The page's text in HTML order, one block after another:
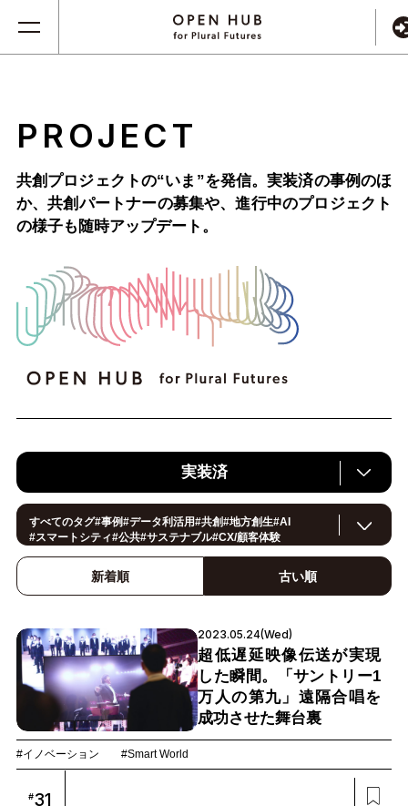
PROJECT
共創プロジェクトの“いま”を発信。実装済の事例のほ
か、共創パートナーの募集や、進行中のプロジェクト
の様子も随時アップデート。
実装済
すべてのタグ#事例#データ利活用#共創#地方創生#AI
#スマートシティ#公共#サステナブル#CX/顧客体験
イノベーション#IoT
#Foodtech#デジタルツイン
新着順 古い順
2023.05.24(Wed)
超低遅延映像伝送が実現
した瞬間。「サントリー1
万人の第九」遠隔合唱を
成功させた舞台裏
#イノベーション #Smart World
#31